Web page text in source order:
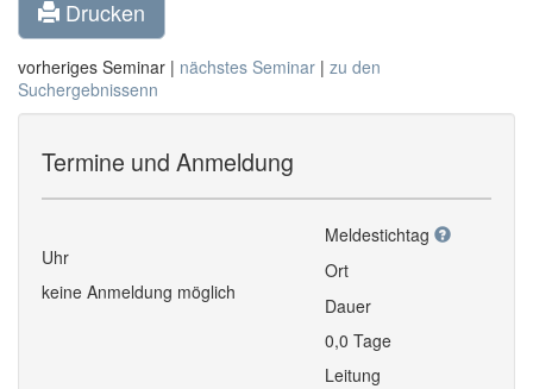
Drucken
vorheriges Seminar | nächstes Seminar | zu den
Suchergebnissenn
Termine und Anmeldung
Uhr
keine Anmeldung möglich
Meldestichtag
Ort
Dauer
0,0 Tage
Leitung